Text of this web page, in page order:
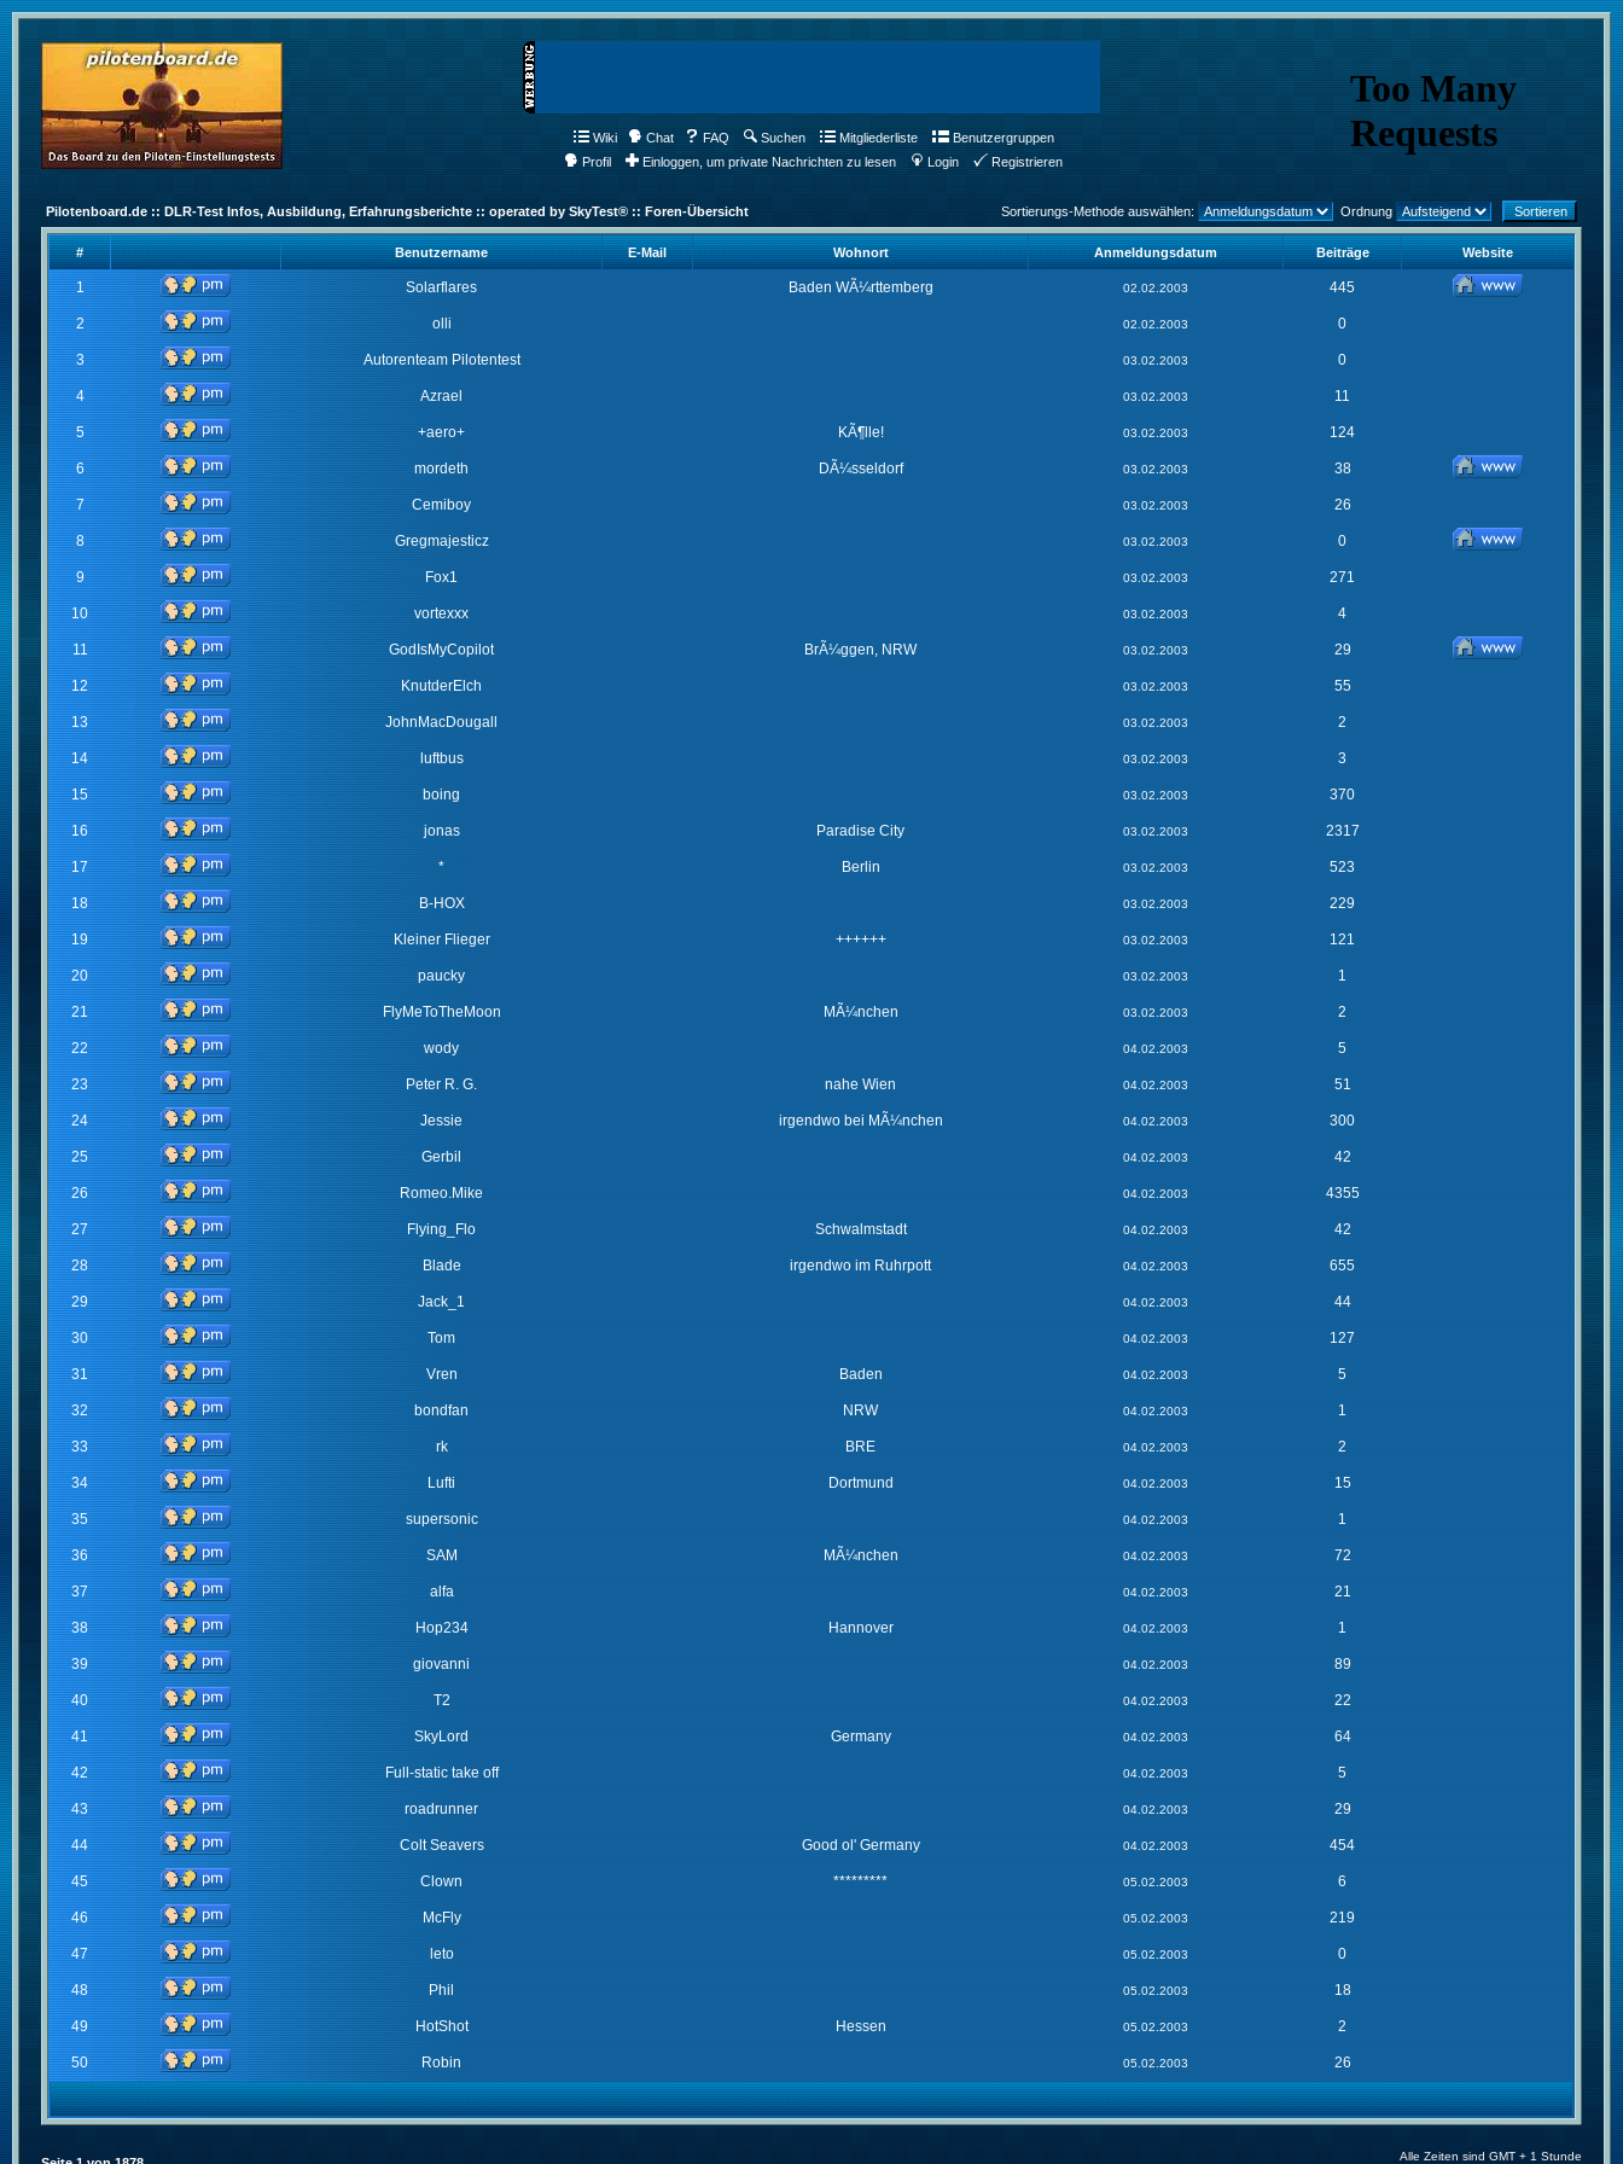
Wiki Chat FAQ Suchen Mitgliederliste
Benutzergruppen
Profil
Einloggen, um private Nachrichten zu lesen Login Registrieren
Pilotenboard.de :: DLR-Test Infos, Ausbildung, Erfahrungsberichte :: operated by SkyTest® :: Foren-Übersicht Sortierungs-Methode auswählen: Ordnung
# Benutzername E-Mail Wohnort Anmeldungsdatum Beiträge Website
1 Solarflares Baden WÃ¼rttemberg 02.02.2003 445
2 olli 02.02.2003 0
3 Autorenteam Pilotentest 03.02.2003 0
4 Azrael 03.02.2003 11
5 +aero+ KÃ¶lle! 03.02.2003 124
6 mordeth DÃ¼sseldorf 03.02.2003 38
7 Cemiboy 03.02.2003 26
8 Gregmajesticz 03.02.2003 0
9 Fox1 03.02.2003 271
10 vortexxx 03.02.2003 4
11 GodIsMyCopilot BrÃ¼ggen, NRW 03.02.2003 29
12 KnutderElch 03.02.2003 55
13 JohnMacDougall 03.02.2003 2
14 luftbus 03.02.2003 3
15 boing 03.02.2003 370
16 jonas Paradise City 03.02.2003 2317
17 * Berlin 03.02.2003 523
18 B-HOX 03.02.2003 229
19 Kleiner Flieger ++++++ 03.02.2003 121
20 paucky 03.02.2003 1
21 FlyMeToTheMoon MÃ¼nchen 03.02.2003 2
22 wody 04.02.2003 5
23 Peter R. G. nahe Wien 04.02.2003 51
24 Jessie irgendwo bei MÃ¼nchen 04.02.2003 300
25 Gerbil 04.02.2003 42
26 Romeo.Mike 04.02.2003 4355
27 Flying_Flo Schwalmstadt 04.02.2003 42
28 Blade irgendwo im Ruhrpott 04.02.2003 655
29 Jack_1 04.02.2003 44
30 Tom 04.02.2003 127
31 Vren Baden 04.02.2003 5
32 bondfan NRW 04.02.2003 1
33 rk BRE 04.02.2003 2
34 Lufti Dortmund 04.02.2003 15
35 supersonic 04.02.2003 1
36 SAM MÃ¼nchen 04.02.2003 72
37 alfa 04.02.2003 21
38 Hop234 Hannover 04.02.2003 1
39 giovanni 04.02.2003 89
40 T2 04.02.2003 22
41 SkyLord Germany 04.02.2003 64
42 Full-static take off 04.02.2003 5
43 roadrunner 04.02.2003 29
44 Colt Seavers Good ol' Germany 04.02.2003 454
45 Clown ********* 05.02.2003 6
46 McFly 05.02.2003 219
47 leto 05.02.2003 0
48 Phil 05.02.2003 18
49 HotShot Hessen 05.02.2003 2
50 Robin 05.02.2003 26
Alle Zeiten sind GMT + 1 Stunde